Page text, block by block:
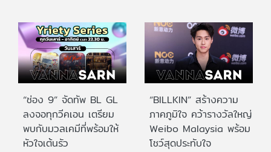
“ช่อง 9” จัดทัพ BL GL
ลงจอทุกวีคเอน เตรียม
พบกับมวลเคมีที่พร้อมให้
หัวใจเต้นรัว
“BILLKIN” สร้างความ
ภาคภูมิใจ คว้ารางวัลใหญ่
Weibo Malaysia พร้อม
โชว์สุดประทับใจ